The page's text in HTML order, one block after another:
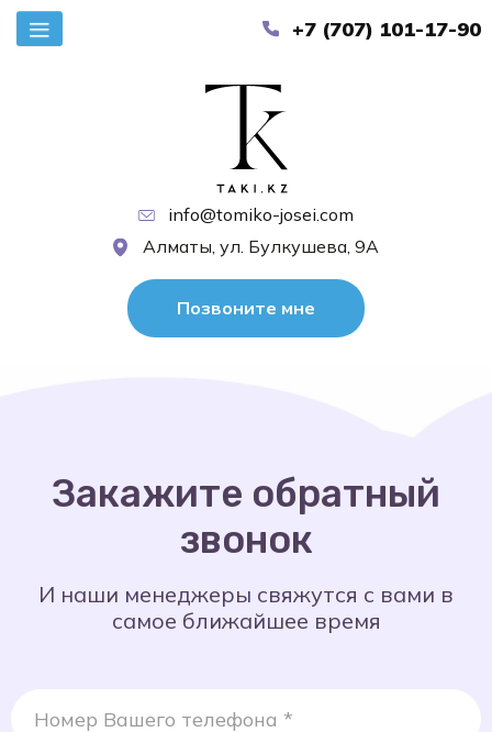
+7 (707) 101-17-90
info@tomiko-josei.com
Алматы, ул. Булкушева, 9А
Позвоните мне
Закажите обратный
звонок
И наши менеджеры свяжутся с вами в
самое ближайшее время